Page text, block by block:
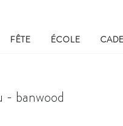
FÊTE ÉCOLE
- banwood